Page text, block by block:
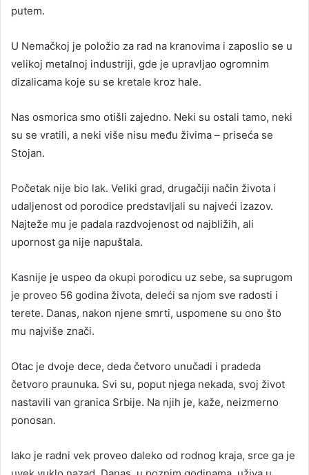
putem.
U Nemačkoj je položio za rad na kranovima i zaposlio se u
velikoj metalnoj industriji, gde je upravljao ogromnim
dizalicama koje su se kretale kroz hale.
Nas osmorica smo otišli zajedno. Neki su ostali tamo, neki
su se vratili, a neki više nisu među živima – priseća se
Stojan.
Početak nije bio lak. Veliki grad, drugačiji način života i
udaljenost od porodice predstavljali su najveći izazov.
Najteže mu je padala razdvojenost od najbližih, ali
upornost ga nije napuštala.
Kasnije je uspeo da okupi porodicu uz sebe, sa suprugom
je proveo 56 godina života, deleći sa njom sve radosti i
terete. Danas, nakon njene smrti, uspomene su ono što
mu najviše znači.
Otac je dvoje dece, deda četvoro unučadi i pradeda
četvoro praunuka. Svi su, poput njega nekada, svoj život
nastavili van granica Srbije. Na njih je, kaže, neizmerno
ponosan.
Iako je radni vek proveo daleko od rodnog kraja, srce ga je